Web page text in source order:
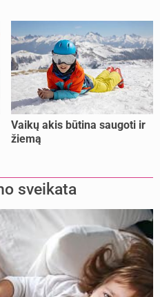
Vaikų akis būtina saugoti ir
žiemą
sveikata